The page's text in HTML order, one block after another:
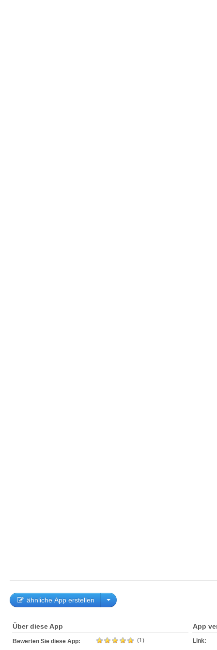
ähnliche App erstellen
Über diese App
Bewerten Sie diese App: (1)
App
Link: